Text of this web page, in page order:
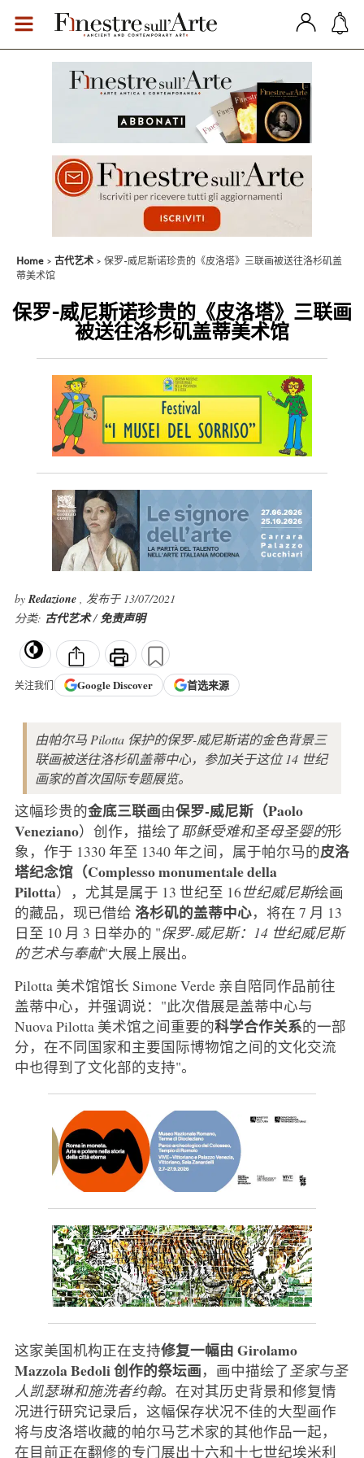
Home 古代艺术
保罗-威尼斯诺珍贵的《皮洛塔》三联画被送往洛杉矶盖
蒂美术馆
保罗-威尼斯诺珍贵的《皮洛塔》三联画
被送往洛杉矶盖蒂美术馆
byRedazione , 发布于 13/07/2021
分类: 古代艺术/免责声明
关注我们 GoogleDiscover 首选来源
由帕尔马 Pilotta 保护的保罗-威尼斯诺的金色背景三
联画被送往洛杉矶盖蒂中心，参加关于这位 14 世纪
画家的首次国际专题展览。
这幅珍贵的金底三联画由保罗-威尼斯（Paolo
Veneziano）创作，描绘了耶稣受难和圣母圣婴的形
象，作于 1330 年至 1340 年之间，属于帕尔马的皮洛
塔纪念馆（Complesso monumentale della
Pilotta），尤其是属于 13 世纪至 16世纪威尼斯绘画
的藏品，现已借给 洛杉矶的盖蒂中心，将在 7 月 13
日至 10 月 3 日举办的 "保罗-威尼斯：14 世纪威尼斯
的艺术与奉献"大展上展出。
Pilotta 美术馆馆长 Simone Verde 亲自陪同作品前往
盖蒂中心，并强调说："此次借展是盖蒂中心与
Nuova Pilotta 美术馆之间重要的科学合作关系的一部
分，在不同国家和主要国际博物馆之间的文化交流
中也得到了文化部的支持"。
这家美国机构正在支持修复一幅由 Girolamo
Mazzola Bedoli 创作的祭坛画，画中描绘了圣家与圣
人凯瑟琳和施洗者约翰。在对其历史背景和修复情
况进行研究记录后，这幅保存状况不佳的大型画作
将与皮洛塔收藏的帕尔马艺术家的其他作品一起，
在目前正在翻修的专门展出十六和十七世纪埃米利